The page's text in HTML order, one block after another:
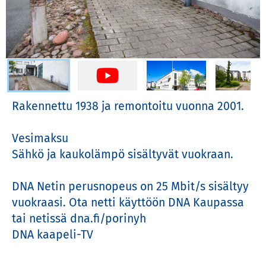
Valitse kuva
Rakennettu 1938 ja remontoitu vuonna 2001.
Vesimaksu
Sähkö ja kaukolämpö sisältyvät vuokraan.
DNA Netin perusnopeus on 25 Mbit/s sisältyy
vuokraasi. Ota netti käyttöön DNA Kaupassa
tai netissä dna.fi/porinyh
DNA kaapeli-TV